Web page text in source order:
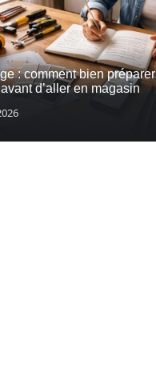
: comment bien
d’aller en magasin